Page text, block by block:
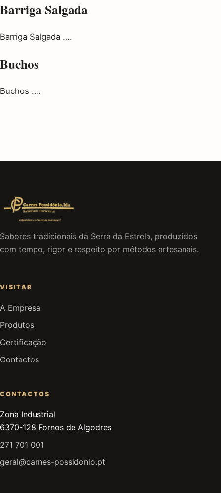
Barriga Salgada
Barriga Salgada ….
Buchos
Buchos ….
Sabores tradicionais da Serra da Estrela, produzidos
com tempo, rigor e respeito por métodos artesanais.
VISITAR
A Empresa
Produtos
Certificação
Contactos
CONTACTOS
Zona Industrial
6370-128 Fornos de Algodres
271 701 001
geral@carnes-possidonio.pt